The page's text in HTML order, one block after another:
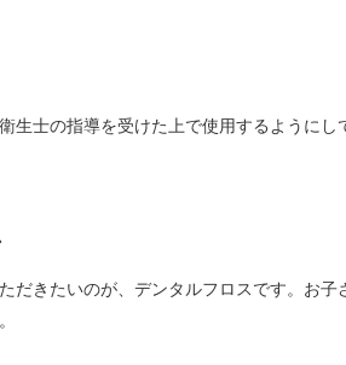
士の指導を受けた上で使用するようにし
だきたいのが、デンタルフロスです。お子